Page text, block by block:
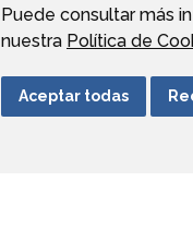
Puede consultar más
nuestra Política de
Aceptar todas
CONTACTO MAPA WEB